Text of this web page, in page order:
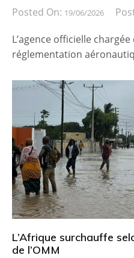
Posted On: 19/06/2026
L’agence officielle
réglementation
L’Afrique surchauffe
de l’OMM